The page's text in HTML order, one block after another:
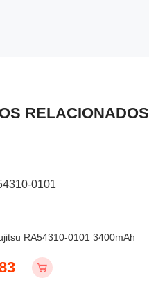
RELACIONADOS
RA54310-0101 3400mAh